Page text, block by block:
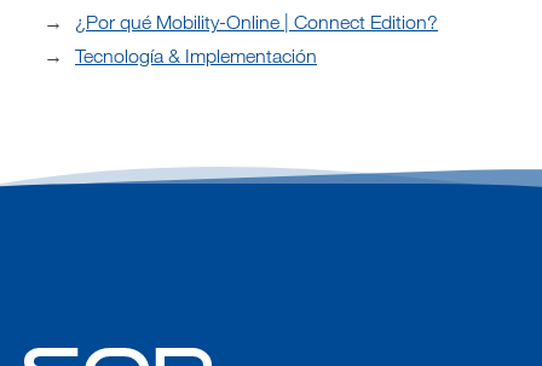
¿Por qué Mobility-Online | Connect Edition?
Tecnología & Implementación